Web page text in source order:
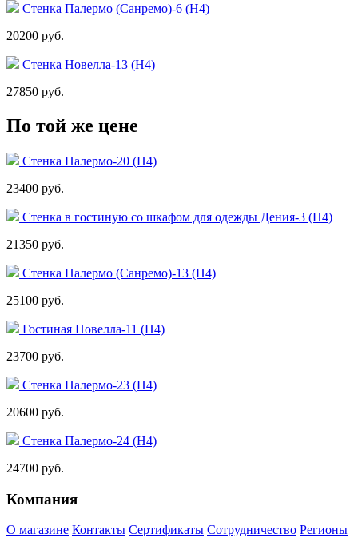
Стенка Палермо (Санремо)-6 (Н4)
20200 руб.
Стенка Новелла-13 (Н4)
27850 руб.
По той же цене
Стенка Палермо-20 (Н4)
23400 руб.
Стенка в гостиную со шкафом для одежды Дения-3 (Н4)
21350 руб.
Стенка Палермо (Санремо)-13 (Н4)
25100 руб.
Гостиная Новелла-11 (Н4)
23700 руб.
Стенка Палермо-23 (Н4)
20600 руб.
Стенка Палермо-24 (Н4)
24700 руб.
Компания
О магазине Контакты Сертификаты Сотрудничество Регионы